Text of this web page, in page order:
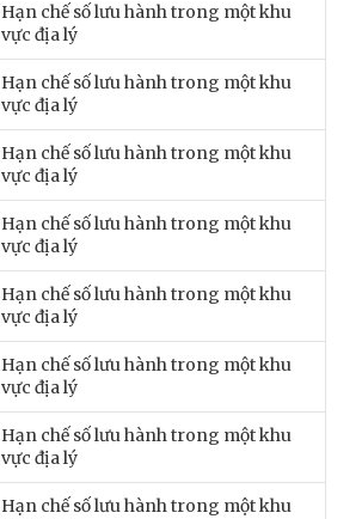
Hạn chế số lưu hành trong một khu
vực địa lý
Hạn chế số lưu hành trong một khu
vực địa lý
Hạn chế số lưu hành trong một khu
vực địa lý
Hạn chế số lưu hành trong một khu
vực địa lý
Hạn chế số lưu hành trong một khu
vực địa lý
Hạn chế số lưu hành trong một khu
vực địa lý
Hạn chế số lưu hành trong một khu
vực địa lý
Hạn chế số lưu hành trong một khu